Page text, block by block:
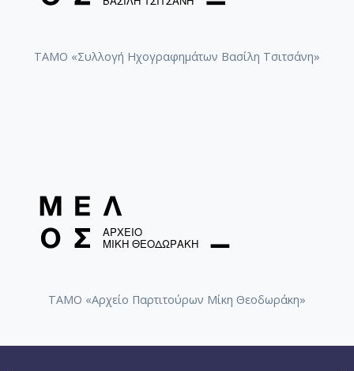
ΤΑΜΟ «Συλλογή Ηχογραφημάτων Βασίλη Τσιτσάνη»
ΤΑΜΟ «Αρχείο Παρτιτούρων Μίκη Θεοδωράκη»